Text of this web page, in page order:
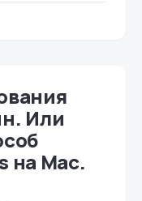
Или
на Mac.